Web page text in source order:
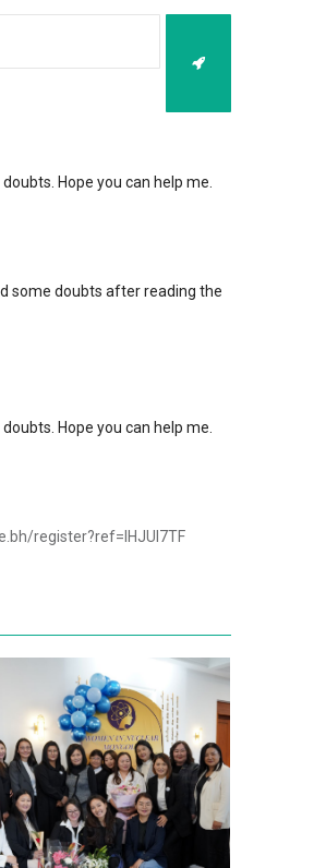
Hope you can help me.
some doubts after reading the
Hope you can help me.
register?ref=IHJUI7TF